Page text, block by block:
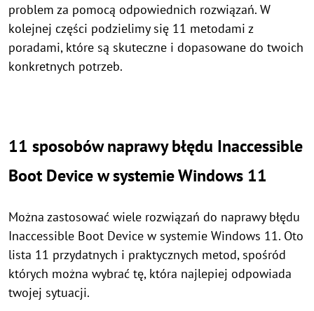
problem za pomocą odpowiednich rozwiązań. W
kolejnej części podzielimy się 11 metodami z
poradami, które są skuteczne i dopasowane do twoich
konkretnych potrzeb.
11 sposobów naprawy błędu Inaccessible
Boot Device w systemie Windows 11
Można zastosować wiele rozwiązań do naprawy błędu
Inaccessible Boot Device w systemie Windows 11. Oto
lista 11 przydatnych i praktycznych metod, spośród
których można wybrać tę, która najlepiej odpowiada
twojej sytuacji.